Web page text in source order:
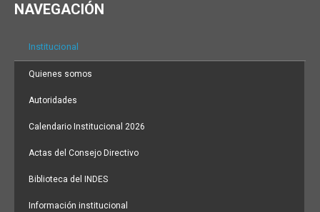
NAVEGACIÓN
Institucional
Quienes somos
Autoridades
Calendario Institucional 2026
Actas del Consejo Directivo
Biblioteca del INDES
Información institucional